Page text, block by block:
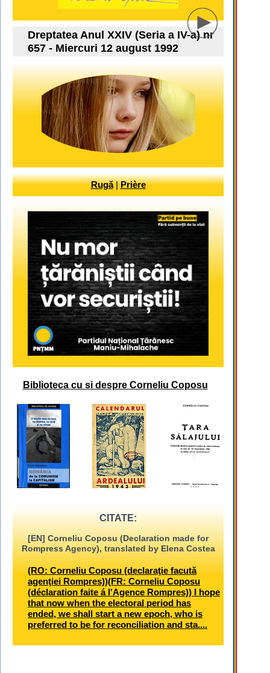
Dreptatea Anul XXIV (Seria a IV-a) nr
657 - Miercuri 12 august 1992
Rugă|Prière
Biblioteca cu si despre Corneliu Coposu
CITATE:
[EN] Corneliu Coposu (Declaration made for
Rompress Agency), translated by Elena Costea
(RO: Corneliu Coposu (declaraţie facută
agenţiei Rompres))(FR: Corneliu Coposu
(déclaration faite á l'Agence Rompres)) I hope
that now when the electoral period has
ended, we shall start a new epoch, who is
preferred to be for reconciliation and sta....